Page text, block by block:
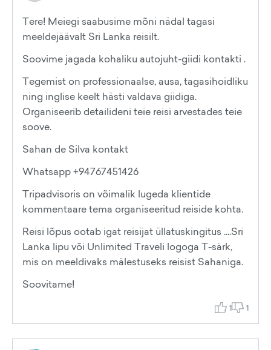
Tere! Meiegi saabusime mõni nädal tagasi
meeldejäävalt Sri Lanka reisilt.
Soovime jagada kohaliku autojuht-giidi kontakti .
Tegemist on professionaalse, ausa, tagasihoidliku
ning inglise keelt hästi valdava giidiga.
Organiseerib detailideni teie reisi arvestades teie
soove.
Sahan de Silva kontakt
Whatsapp +94767451426
Tripadvisoris on võimalik lugeda klientide
kommentaare tema organiseeritud reiside kohta.
Reisi lõpus ootab igat reisijat üllatuskingitus ....Sri
Lanka lipu või Unlimited Traveli logoga T-särk,
mis on meeldivaks mälestuseks reisist Sahaniga.
Soovitame!
1 1